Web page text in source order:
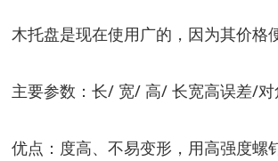
木托盘是现在使用广的，因为其价格
主要参数：长/ 宽/ 高/ 长宽高误差/
优点：度高、不易变形，用高强度螺